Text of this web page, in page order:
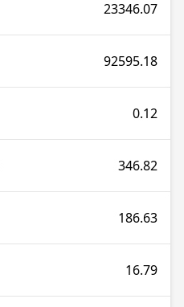
23346.07
92595.18
0.12
346.82
186.63
16.79